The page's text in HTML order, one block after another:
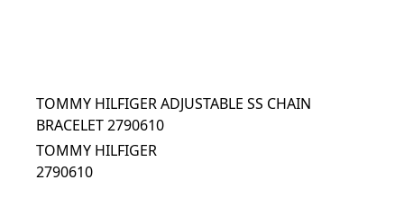
TOMMY HILFIGER ADJUSTABLE SS CHAIN
BRACELET 2790610
TOMMY HILFIGER
2790610